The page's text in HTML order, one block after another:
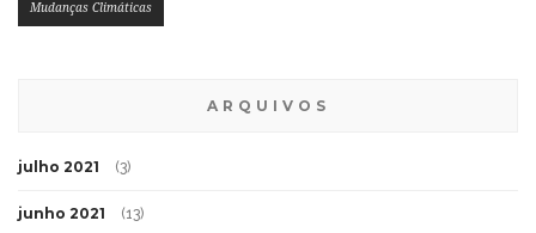
Mudanças Climáticas
ARQUIVOS
julho 2021 (3)
junho 2021 (13)